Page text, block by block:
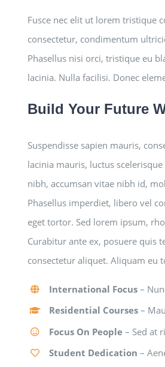
Fusce nec elit ut lorem tristique
consectetur, condimentum
Phasellus nisi orci, tristique eu
lacinia. Nulla facilisi. Donec
Build Your Future
Suspendisse sapien mauris,
lacinia mauris, luctus
nibh, accumsan vitae nibh id,
Phasellus imperdiet, libero vel
eget tortor. Sed lorem ipsum,
Curabitur ante ex, posuere quis
consectetur aliquet. Aliquam eu
International Focus –
Residential Courses –
Focus On People – Sed at
Student Dedication –